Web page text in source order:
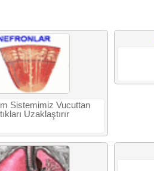
Sistemimiz Vucuttan
Uzaklaştırır